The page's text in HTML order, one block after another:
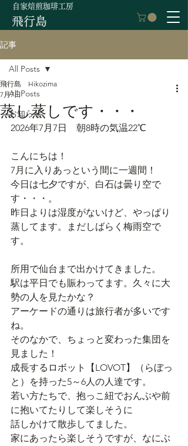
自家焙煎珈琲工房
飛行島
記事
All Posts
お知らせ
All Posts
蒸し蒸しです・・・
飛行島 Hikozima
7月7日
2026年7月7日　朝8時の気温22℃
こんにちは！
7月に入りあっという間に一週間！
今日は七夕ですが、白石は曇り空で
す・・・。
昨日よりは湿度がないけど、やっぱり
蒸してます。まだしばらく梅雨空で
す。
所用で仙台まで出かけてきました。
駅は平日でも賑わってます。久々に大
勢の人を見たかな？
アーケードの通りは旅行者が多いです
ね。
そのなかで、ちょっと変わった集団を
見ました！
成長するロボット【LOVOT】（らぼっ
と）を持った5～6人の人達です。
若い方たちで、抱っこ紐でおんぶや前
に抱いてたりして楽しそうに
話しかけて散歩してました。
家にあったら楽しそうですが、なにぶ